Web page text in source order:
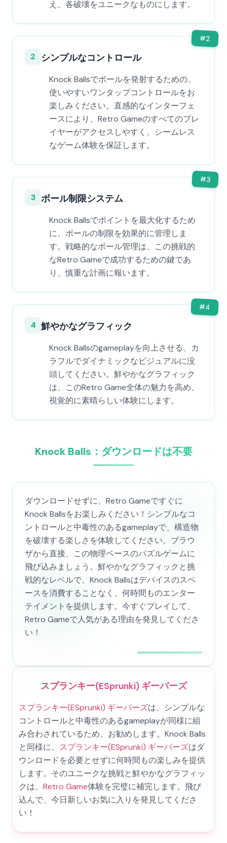
え、各破壊をユニークなものにします。
#2
2 シンプルなコントロール
Knock Ballsでボールを発射するための、
使いやすいワンタップコントロールをお
楽しみください。直感的なインターフェ
ースにより、Retro Gameのすべてのプレ
イヤーがアクセスしやすく、シームレス
なゲーム体験を保証します。
#3
3 ボール制限システム
Knock Ballsでポイントを最大化するため
に、ボールの制限を効果的に管理しま
す。戦略的なボール管理は、この挑戦的
なRetro Gameで成功するための鍵であ
り、慎重な計画に報います。
#4
4 鮮やかなグラフィック
Knock Ballsのgameplayを向上させる、カ
ラフルでダイナミックなビジュアルに没
頭してください。鮮やかなグラフィック
は、このRetro Game全体の魅力を高め、
視覚的に素晴らしい体験にします。
Knock Balls：ダウンロードは不要
ダウンロードせずに、Retro Gameですぐに
Knock Ballsをお楽しみください！シンプルなコ
ントロールと中毒性のあるgameplayで、構造物
を破壊する楽しさを体験してください。ブラウ
ザから直接、この物理ベースのパズルゲームに
飛び込みましょう。鮮やかなグラフィックと挑
戦的なレベルで、Knock Ballsはデバイスのスペ
ースを消費することなく、何時間ものエンター
テイメントを提供します。今すぐプレイして、
Retro Gameで人気がある理由を発見してくださ
い！
スプランキー(ESprunki) ギーパーズ
スプランキー(ESprunki) ギーパーズは、シンプルな
コントロールと中毒性のあるgameplayが同様に組
み合わされているため、お勧めします。Knock Balls
と同様に、 スプランキー(ESprunki) ギーパーズはダ
ウンロードを必要とせずに何時間もの楽しみを提供
します。そのユニークな挑戦と鮮やかなグラフィッ
クは、 Retro Game体験を完璧に補完します。飛び
込んで、今日新しいお気に入りを発見してくださ
い！